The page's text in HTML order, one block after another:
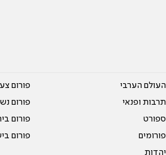
העולם הערבי
תרבות ופנאי
ספורט
פורומים
יהדות
פורום
פורום
פורום
פורום